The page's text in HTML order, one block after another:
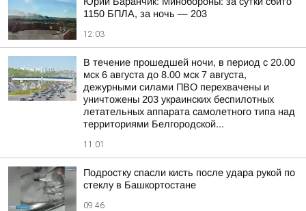
1150 БПЛА, за ночь — 203
12:03
В течение прошедшей ночи, в период с 20.00
мск 6 августа до 8.00 мск 7 августа,
дежурными силами ПВО перехвачены и
уничтожены 203 украинских беспилотных
летательных аппарата самолетного типа над
территориями Белгородской...
11:01
Подростку спасли кисть после удара рукой по
стеклу в Башкортостане
09:46